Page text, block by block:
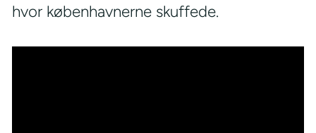
hvor københavnerne skuffede.